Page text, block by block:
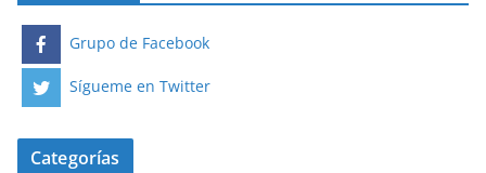
Grupo de Facebook
Sígueme en Twitter
Categorías